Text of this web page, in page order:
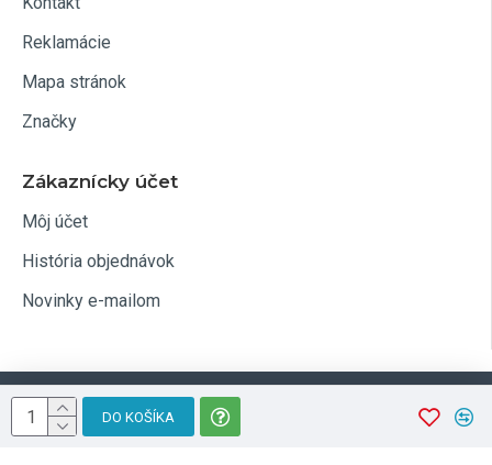
DO KOŠÍKA
Reklamácie
Mapa stránok
Značky
Zákaznícky účet
Môj účet
História objednávok
Novinky e-mailom
Optim.sk